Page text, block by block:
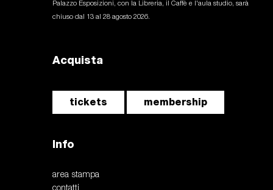
Palazzo Esposizioni, con la Libreria, il Caffè e l'aula studio, sarà
chiuso dal 13 al 28 agosto 2026.
Acquista
tickets membership
Info
area stampa